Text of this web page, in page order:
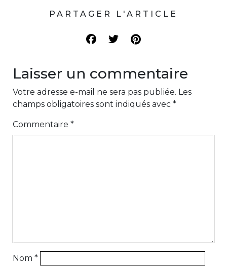
PARTAGER L'ARTICLE
Laisser un commentaire
Votre adresse e-mail ne sera pas publiée. Les
champs obligatoires sont indiqués avec *
Commentaire *
Nom *